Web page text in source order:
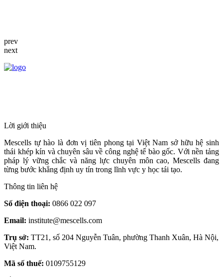
prev
next
Lời giới thiệu
Mescells tự hào là đơn vị tiên phong tại Việt Nam sở hữu hệ sinh
thái khép kín và chuyên sâu về công nghệ tế bào gốc. Với nền tảng
pháp lý vững chắc và năng lực chuyên môn cao, Mescells đang
từng bước khẳng định uy tín trong lĩnh vực y học tái tạo.
Thông tin liên hệ
Số điện thoại: 0866 022 097
Email: institute@mescells.com
Trụ sở: TT21, số 204 Nguyễn Tuân, phường Thanh Xuân, Hà Nội,
Việt Nam.
Mã số thuế: 0109755129